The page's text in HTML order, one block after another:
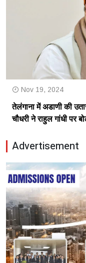
Nov 19, 2024
तेलंगाना में अडाणी की
चौधरी ने राहुल गांधी पर
Advertisement